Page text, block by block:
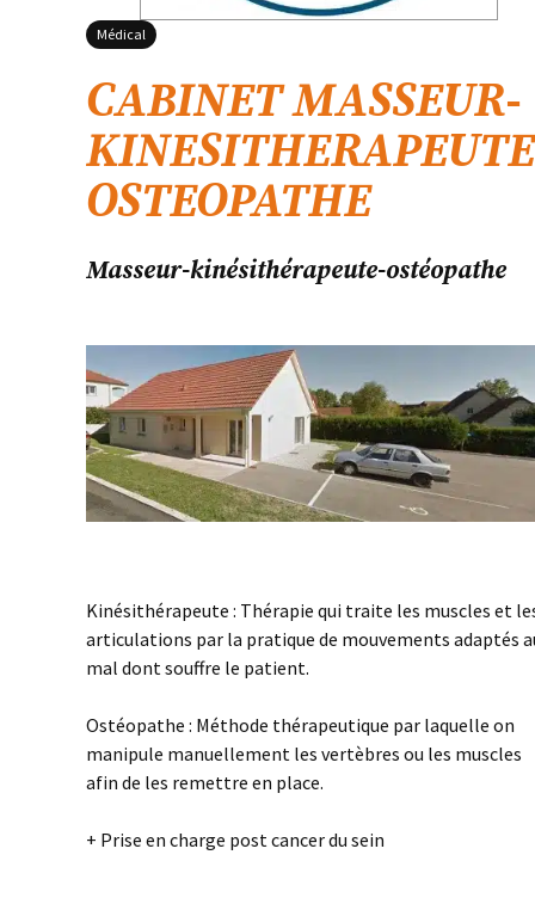
Médical
CABINET MASSEUR-
OSTEOPATHE
Masseur-kinésithérapeute-ostéopathe
Kinésithérapeute : Thérapie qui traite les muscles et
articulations par la pratique de mouvements adaptés
mal dont souffre le patient.
Ostéopathe : Méthode thérapeutique par laquelle on
manipule manuellement les vertèbres ou les muscles
afin de les remettre en place.
+ Prise en charge post cancer du sein